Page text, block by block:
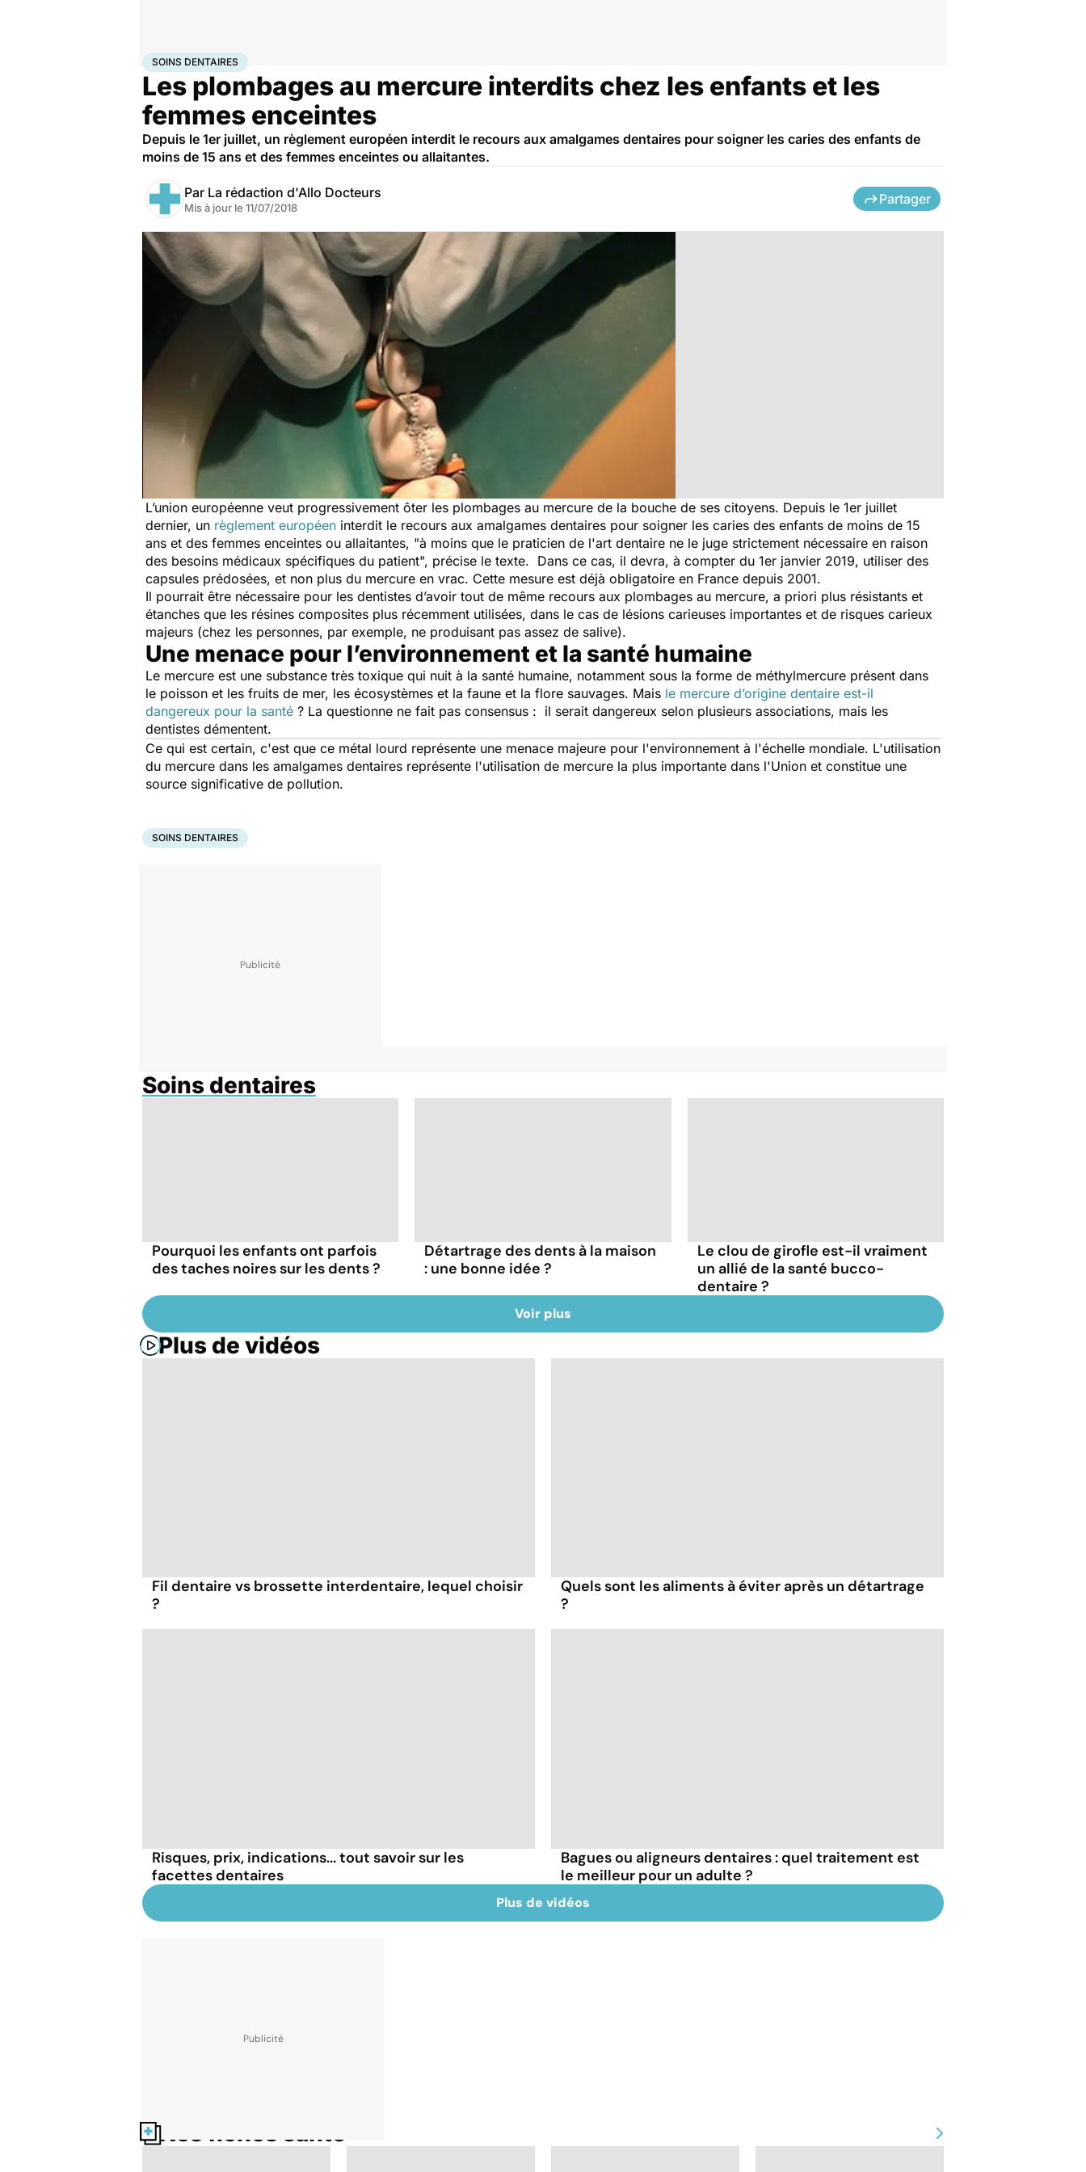
AccueilSantéSoins dentaires
SOINS DENTAIRES
Les plombages au mercure interdits chez les enfants et les
femmes enceintes
Depuis le 1er juillet, un règlement européen interdit le recours aux amalgames dentaires pour soigner les caries des enfants de
moins de 15 ans et des femmes enceintes ou allaitantes.
Par La rédaction d'Allo Docteurs
Mis à jour le 11/07/2018
Partager
L’union européenne veut progressivement ôter les plombages au mercure de la bouche de ses citoyens. Depuis le 1er juillet
dernier, un règlement européen interdit le recours aux amalgames dentaires pour soigner les caries des enfants de moins de 15
ans et des femmes enceintes ou allaitantes, "à moins que le praticien de l'art dentaire ne le juge strictement nécessaire en raison
des besoins médicaux spécifiques du patient", précise le texte. Dans ce cas, il devra, à compter du 1er janvier 2019, utiliser des
capsules prédosées, et non plus du mercure en vrac. Cette mesure est déjà obligatoire en France depuis 2001.
Il pourrait être nécessaire pour les dentistes d’avoir tout de même recours aux plombages au mercure, a priori plus résistants et
étanches que les résines composites plus récemment utilisées, dans le cas de lésions carieuses importantes et de risques carieux
majeurs (chez les personnes, par exemple, ne produisant pas assez de salive).
Une menace pour l’environnement et la santé humaine
Le mercure est une substance très toxique qui nuit à la santé humaine, notamment sous la forme de méthylmercure présent dans
le poisson et les fruits de mer, les écosystèmes et la faune et la flore sauvages. Mais le mercure d’origine dentaire est-il
dangereux pour la santé ? La questionne ne fait pas consensus : il serait dangereux selon plusieurs associations, mais les
dentistes démentent.
Ce qui est certain, c'est que ce métal lourd représente une menace majeure pour l'environnement à l'échelle mondiale. L'utilisation
du mercure dans les amalgames dentaires représente l'utilisation de mercure la plus importante dans l'Union et constitue une
source significative de pollution.
SOINS DENTAIRES
Soins dentaires
Pourquoi les enfants ont parfois
des taches noires sur les dents ?
Détartrage des dents à la maison
: une bonne idée ?
Le clou de girofle est-il vraiment
un allié de la santé bucco-
dentaire ?
Voir plus
Plus de vidéos
Fil dentaire vs brossette interdentaire, lequel choisir
?
Quels sont les aliments à éviter après un détartrage
?
Risques, prix, indications... tout savoir sur les
facettes dentaires
Bagues ou aligneurs dentaires : quel traitement est
le meilleur pour un adulte ?
Plus de vidéos
Nos fiches santé